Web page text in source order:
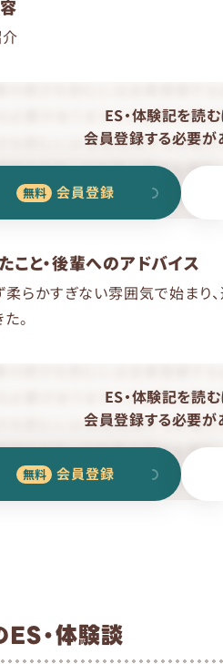
介
ES・体験記を読む
会員登録する必要が
会員登録
こと・後輩へのアドバイス
柔らかすぎない雰囲気で始まり
。
ES・体験記を読む
会員登録する必要が
会員登録
・体験談